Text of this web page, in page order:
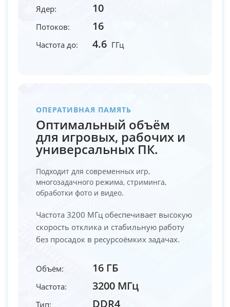
Ядер: 10
Потоков: 16
Частота до: 4.6 ГГц
ОПЕРАТИВНАЯ ПАМЯТЬ
Оптимальный объём
для игровых, рабочих и
универсальных ПК.
Подходит для современных игр,
многозадачного режима, стриминга,
обработки фото и видео.
Частота 3200 МГц обеспечивает высокую
скорость отклика и стабильную работу
без просадок в ресурсоёмких задачах.
Объём: 16 ГБ
Частота: 3200 МГц
Тип: DDR4